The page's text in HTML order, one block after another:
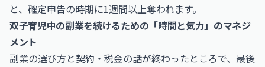
と、確定申告の時期に1週間以上奪われます。
双子育児中の副業を続けるための「時間と気力」のマネジ
メント
副業の選び方と契約・税金の話が終わったところで、最後